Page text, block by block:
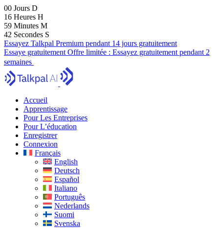
00 Jours D
16 Heures H
59 Minutes M
40 Secondes S
Essayez Talkpal Premium pendant 14 jours gratuitement
Essaye gratuitement Offre limitée : Essayez gratuitement pendant 2
semaines
Accueil
Apprentissage
Pour Les Entreprises
Pour L’éducation
Enregistrer
Connexion
Français
English
Deutsch
Español
Italiano
Português
Nederlands
Suomi
Svenska